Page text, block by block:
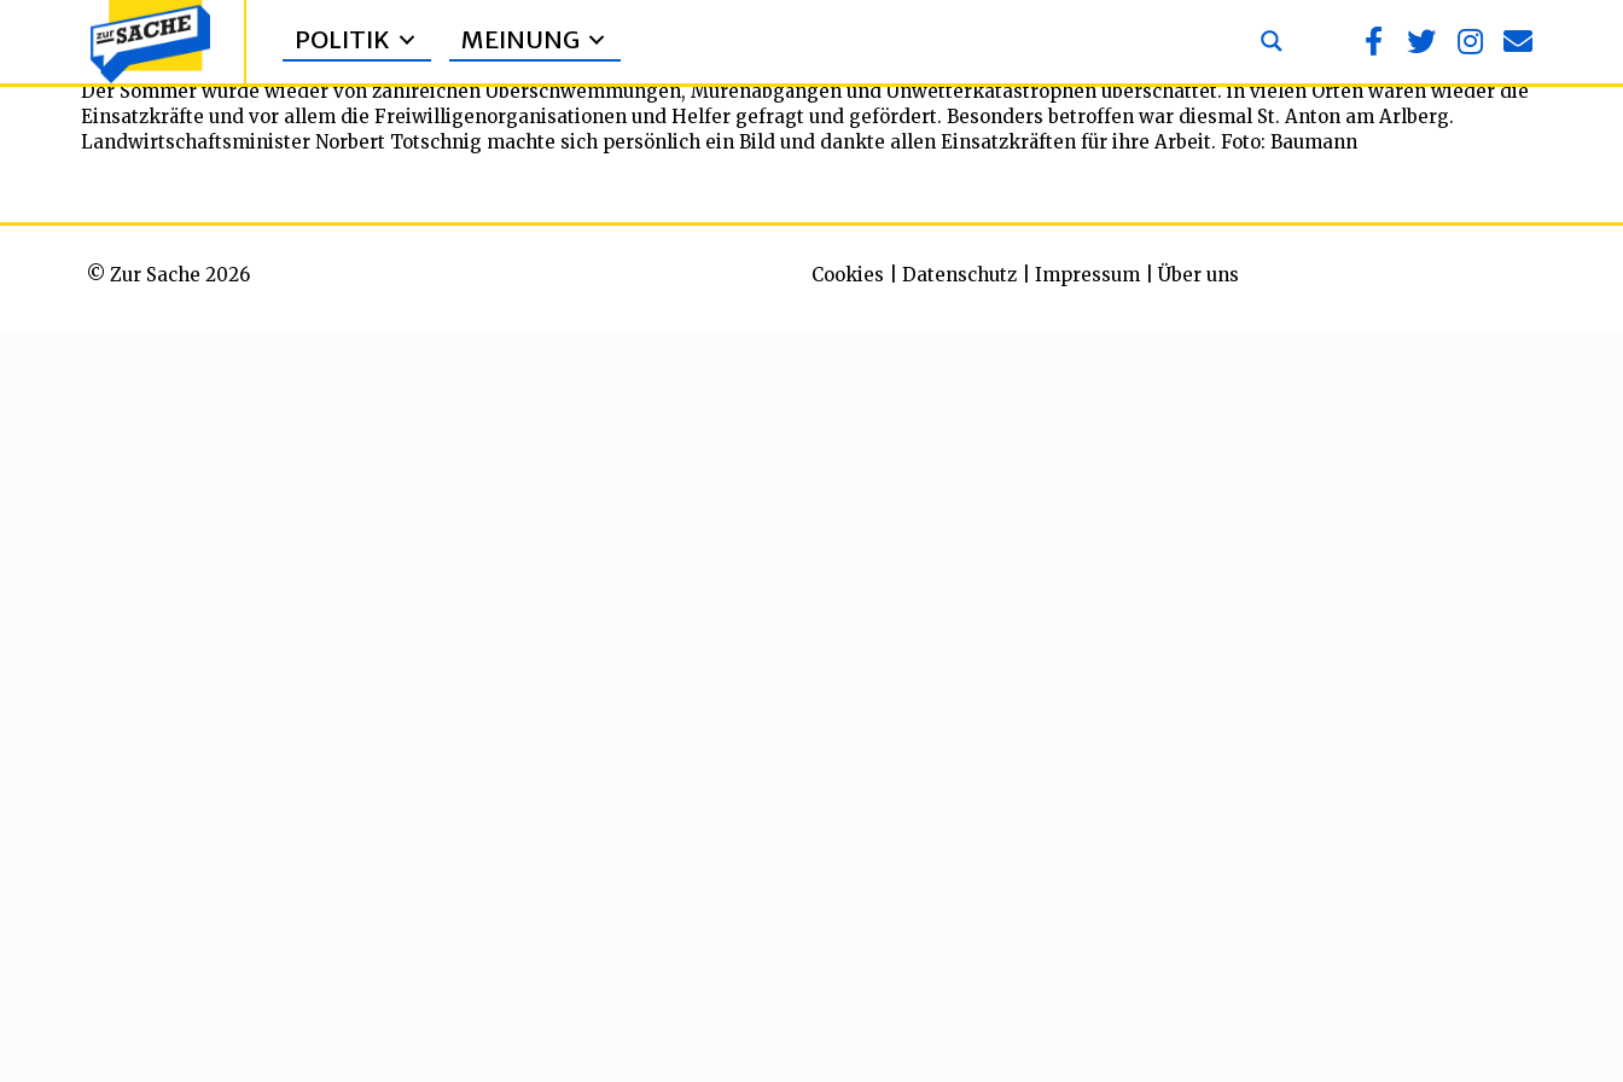
POLITIK MEINUNG
Der Sommer wurde wieder von zahlreichen Überschwemmungen, Murenabgängen und Unwetterkatastrophen überschattet. in vielen Orten waren wieder die
Einsatzkräfte und vor allem die Freiwilligenorganisationen und Helfer gefragt und gefördert. Besonders betroffen war diesmal St. Anton am Arlberg.
Landwirtschaftsminister Norbert Totschnig machte sich persönlich ein Bild und dankte allen Einsatzkräften für ihre Arbeit. Foto: Baumann
© Zur Sache 2026 Cookies Datenschutz Impressum Über uns